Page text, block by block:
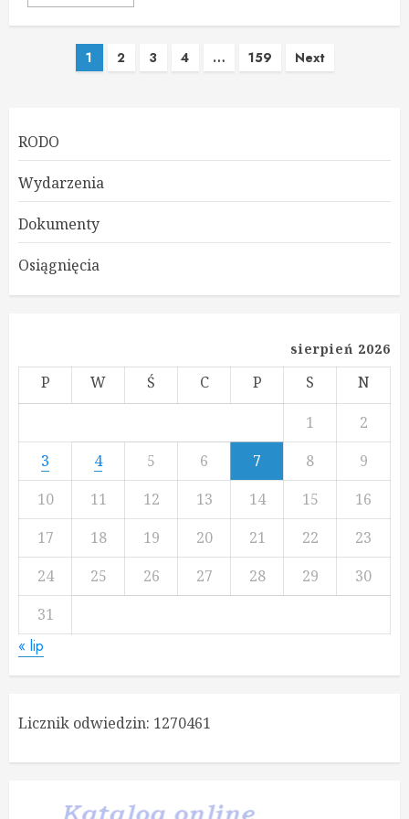
Stronicowanie
1 2 3 4 … 159 Next
RODO
Wydarzenia
Dokumenty
Osiągnięcia
sierpień 2026
P W Ś C P S
N
1
2
3
4 5 6 7 8
9
10
11 12 13 14 15
16
17
18 19 20 21 22
23
24
25 26 27 28 29
30
31
« lip
Licznik odwiedzin: 1270461